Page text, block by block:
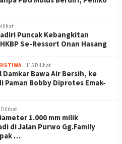
Puncak Kebangkitan
Se-Ressort Onan Hasang
115 Dilihat
Bawa Air Bersih, ke
Paman Bobby Diprotes Emak-
Dilihat
1.000 mm milik
di Jalan Purwo Gg.Family
…